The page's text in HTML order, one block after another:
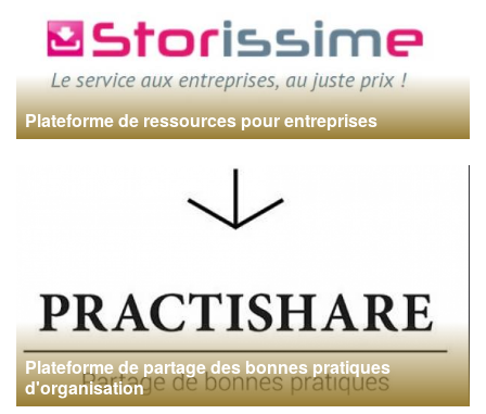
Plateforme de ressources pour entreprises
Plateforme de partage des bonnes pratiques
d'organisation